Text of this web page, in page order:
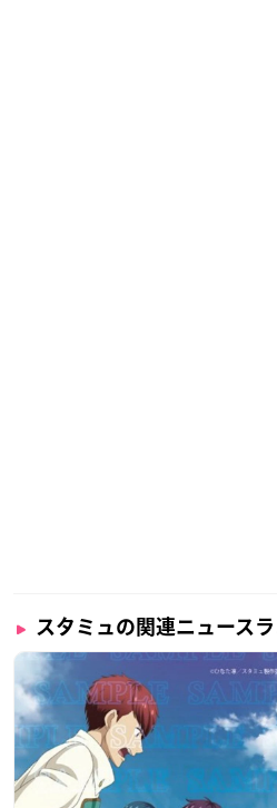
スタミュの関連ニュース